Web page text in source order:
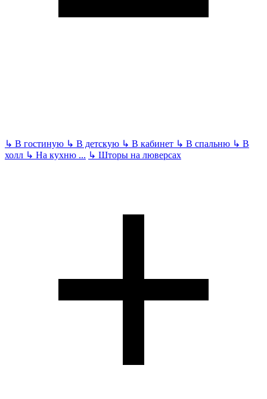
↳ В гостиную ↳ В детскую ↳ В кабинет ↳ В спальню ↳ В
холл ↳ На кухню ... ↳ Шторы на люверсах